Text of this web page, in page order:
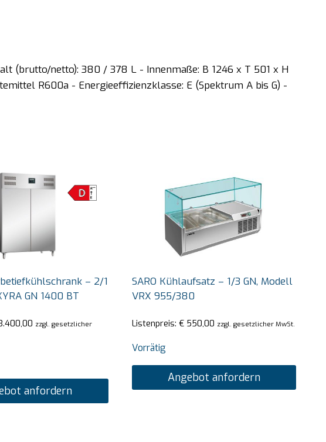
(brutto/netto): 380 / 378 L - Innenmaße: B 1246 x T 501 x H
R600a - Energieeffizienzklasse: E (Spektrum A bis G) -
– 2/1
GN 1400 BT
zzgl. gesetzlicher
anfordern
SARO Kühlaufsatz – 1/3 GN, Modell
VRX 955/380
Listenpreis: €550,00 zzgl. gesetzlicher MwSt.
Vorrätig
Angebot anfordern